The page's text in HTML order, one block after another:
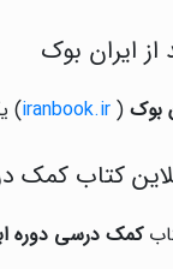
از ایران بوک
بوک (
iranbook.ir
)
کتاب
کمک درسی دوره